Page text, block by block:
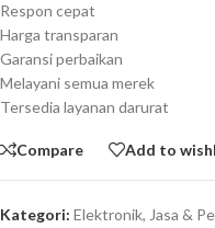
Respon cepat
Harga transparan
Garansi perbaikan
Melayani semua merek
Tersedia layanan darurat
Compare Add to
Kategori: Elektronik, Jasa &